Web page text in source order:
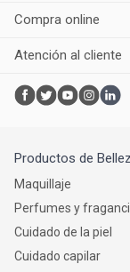
Compra online
Atención al cliente
Productos de
Maquillaje
Perfumes y
Cuidado de la piel
Cuidado capilar